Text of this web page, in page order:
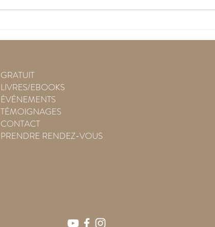
GRATUIT
LIVRES/EBOOKS
ÉVÉNEMENTS
TÉMOIGNAGES
CONTACT
PRENDRE RENDEZ-VOUS